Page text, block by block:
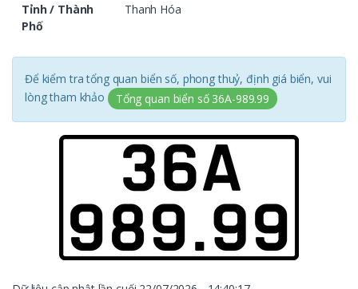
Tỉnh / Thành
Phố
Thanh Hóa
Để kiểm tra tổng quan biển số, phong thuỷ, định giá biển, vui
lòng tham khảo
Tổng quan biển số 36A-989.99